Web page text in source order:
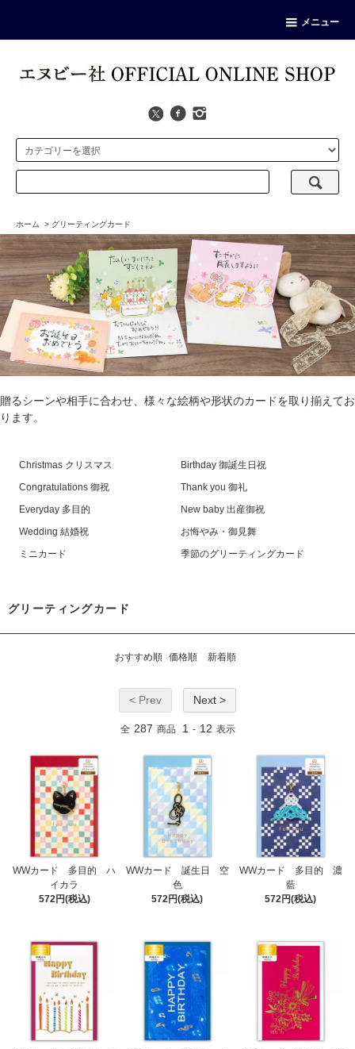
メニュー
ホーム > グリーティングカード
贈るシーンや相手に合わせ、様々な絵柄や形状のカードを取り揃えてお
ります。
Christmas クリスマス
Birthday 御誕生日祝
Congratulations 御祝
Thank you 御礼
Everyday 多目的
New baby 出産御祝
Wedding 結婚祝
お悔やみ・御見舞
ミニカード
季節のグリーティングカード
グリーティングカード
おすすめ順 価格順 新着順
< Prev Next >
全 287 商品 1 - 12 表示
WWカード 多目的 ハ
イカラ
572円(税込)
WWカード 誕生日 空
色
572円(税込)
WWカード 多目的 濃
藍
572円(税込)